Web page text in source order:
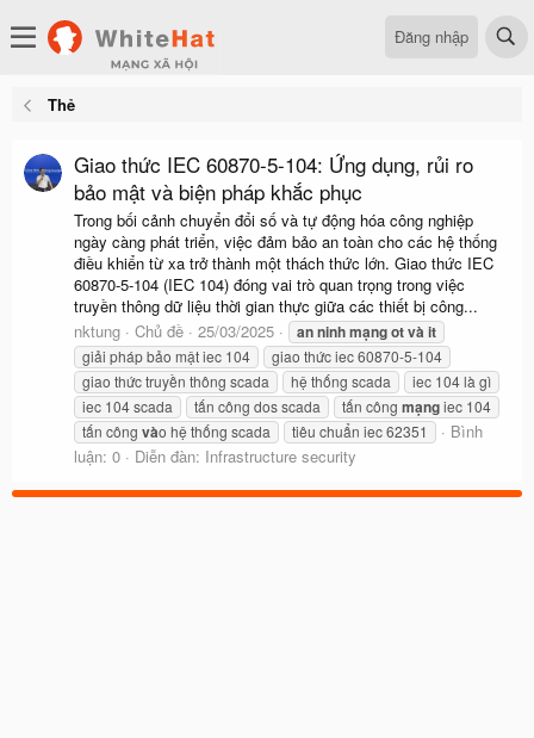
Đăng nhập
Thẻ
Giao thức IEC 60870-5-104: Ứng dụng, rủi ro
bảo mật và biện pháp khắc phục
Trong bối cảnh chuyển đổi số và tự động hóa công nghiệp
ngày càng phát triển, việc đảm bảo an toàn cho các hệ thống
điều khiển từ xa trở thành một thách thức lớn. Giao thức IEC
60870-5-104 (IEC 104) đóng vai trò quan trọng trong việc
truyền thông dữ liệu thời gian thực giữa các thiết bị công...
nktung
Chủ đề 25/03/2025 anninhmạngotvà it
giải pháp bảo mật iec 104
giao thức iec 60870-5-104
giao thức truyền thông scada
hệ thống scada
iec 104 là gì
iec 104 scada
tấn công dos scada tấn công mạngiec 104
tấn công vào hệ thống scada tiêu chuẩn iec 62351
Bình
luận: 0
Diễn đàn: Infrastructure security